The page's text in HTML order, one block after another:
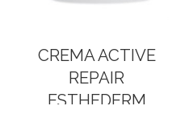
CREMA ACTIVE
REPAIR
ESTHEDERM